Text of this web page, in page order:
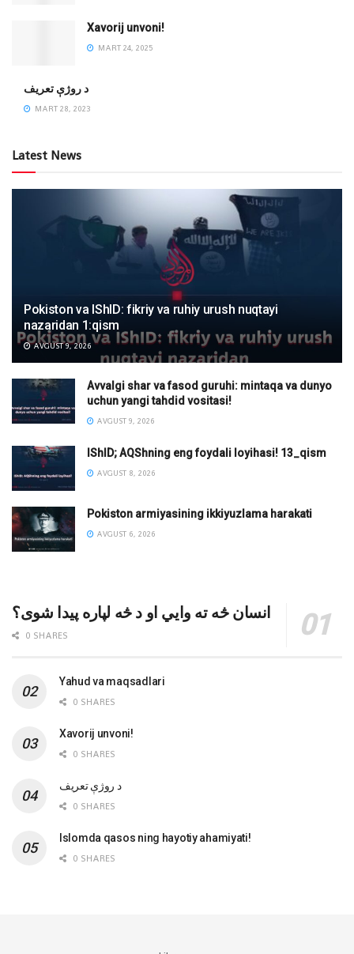
Xavorij unvoni!
MART 24, 2025
‌د روژې تعریف
MART 28, 2023
Latest News
Pokiston va IShID: fikriy va ruhiy urush nuqtayi
nazaridan 1:qism
AVGUST 9, 2026
Avvalgi shar va fasod guruhi: mintaqa va dunyo
uchun yangi tahdid vositasi!
AVGUST 9, 2026
IShID; AQShning eng foydali loyihasi! 13_qism
AVGUST 8, 2026
Pokiston armiyasining ikkiyuzlama harakati
AVGUST 6, 2026
انسان څه ته وایي او د څه لپاره پیدا شوی؟
0 SHARES
Yahud va maqsadlari
0 SHARES
Xavorij unvoni!
0 SHARES
‌د روژې تعریف
0 SHARES
Islomda qasos ning hayotiy ahamiyati!
0 SHARES